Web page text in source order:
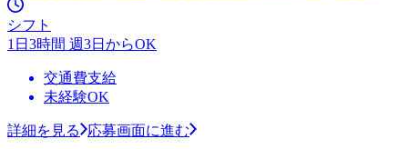
シフト
1日3時間 週3日からOK
交通費支給
未経験OK
詳細を見る 応募画面に進む